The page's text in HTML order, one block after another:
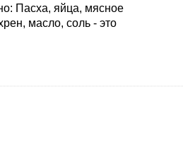
Пасха, яйца, мясное
масло, соль - это